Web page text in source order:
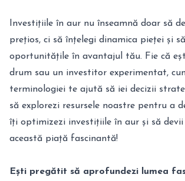
Investițiile în aur nu înseamnă doar să
prețios, ci să înțelegi dinamica pieței și
oportunitățile în avantajul tău. Fie că
drum sau un investitor experimentat,
terminologiei te ajută să iei decizii
să explorezi resursele noastre pentru a
îți optimizezi investițiile în aur și să
această piață fascinantă!
Ești pregătit să aprofundezi lumea